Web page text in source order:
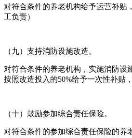
对符合条件的养老机构给予运营补贴
工负责）
（九）支持消防设施改造。
对符合条件的养老机构，实施消防设
按照改造投入的50%给予一次性补贴
（十）鼓励参加综合责任保险。
对符合条件的参加综合责任保险的养